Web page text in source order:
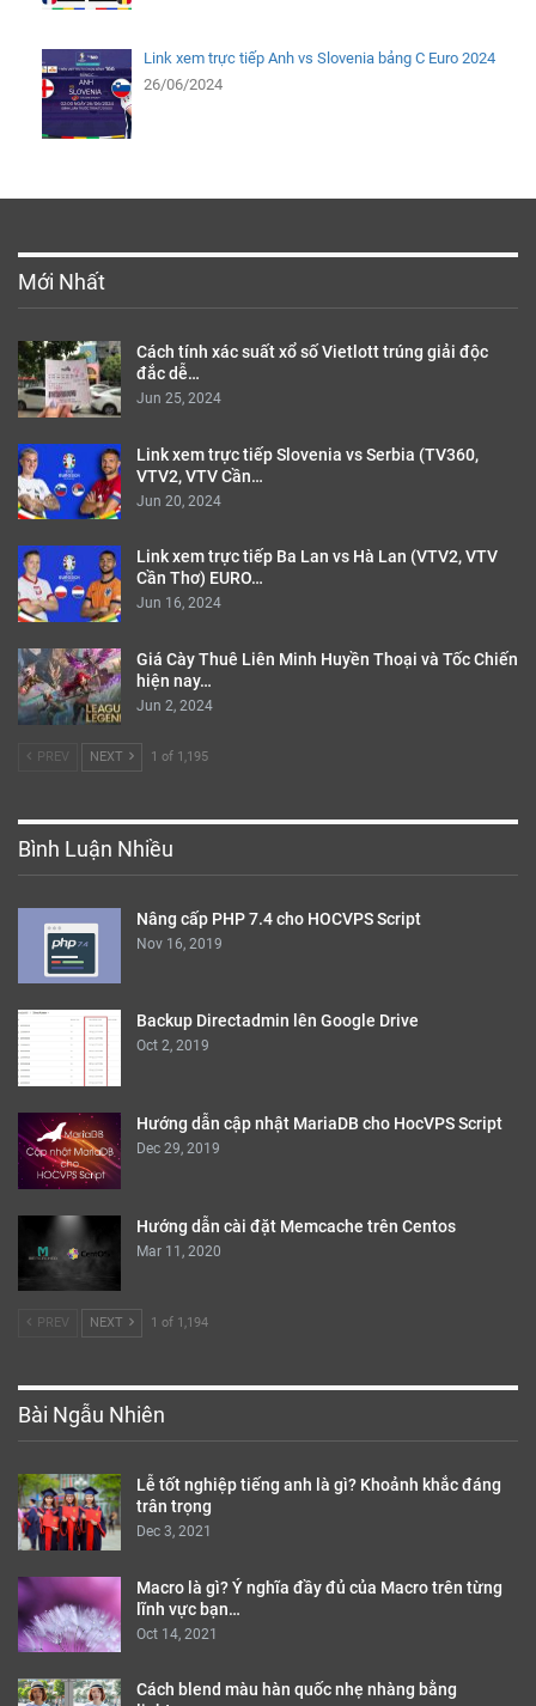
Link xem trực tiếp Anh vs Slovenia bảng C Euro 2024
26/06/2024
Mới Nhất
Cách tính xác suất xổ số Vietlott trúng giải độc
đắc dễ…
Jun 25, 2024
Link xem trực tiếp Slovenia vs Serbia (TV360,
VTV2, VTV Cần…
Jun 20, 2024
Link xem trực tiếp Ba Lan vs Hà Lan (VTV2, VTV
Cần Thơ) EURO…
Jun 16, 2024
Giá Cày Thuê Liên Minh Huyền Thoại và Tốc Chiến
hiện nay…
Jun 2, 2024
PREV NEXT 1 of 1,195
Bình Luận Nhiều
Nâng cấp PHP 7.4 cho HOCVPS Script
Nov 16, 2019
Backup Directadmin lên Google Drive
Oct 2, 2019
Hướng dẫn cập nhật MariaDB cho HocVPS Script
Dec 29, 2019
Hướng dẫn cài đặt Memcache trên Centos
Mar 11, 2020
PREV NEXT 1 of 1,194
Bài Ngẫu Nhiên
Lễ tốt nghiệp tiếng anh là gì? Khoảnh khắc đáng
trân trọng
Dec 3, 2021
Macro là gì? Ý nghĩa đầy đủ của Macro trên từng
lĩnh vực bạn…
Oct 14, 2021
Cách blend màu hàn quốc nhẹ nhàng bằng